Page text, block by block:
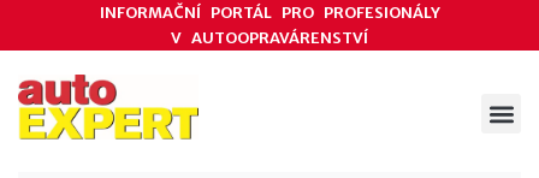
INFORMAČNÍ PORTÁL PRO PROFESIONÁLY
V AUTOOPRAVÁRENSTVÍ